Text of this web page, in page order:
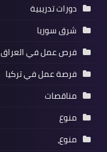
دورات تدريبية
شرق سوريا
فرص عمل في العراق
فرصة عمل في تركيا
مناقصات
منوع
منوع،